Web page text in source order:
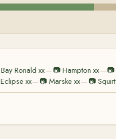
Bay Ronald xx— 📷Hampton xx—📷
Eclipse xx— 📷Marske xx— 📷